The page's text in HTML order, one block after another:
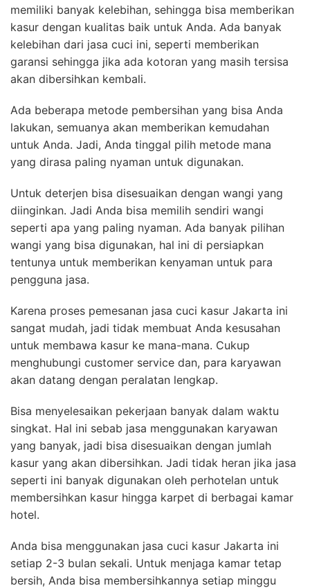
memiliki banyak kelebihan, sehingga bisa memberikan
kasur dengan kualitas baik untuk Anda. Ada banyak
kelebihan dari jasa cuci ini, seperti memberikan
garansi sehingga jika ada kotoran yang masih tersisa
akan dibersihkan kembali.
Ada beberapa metode pembersihan yang bisa Anda
lakukan, semuanya akan memberikan kemudahan
untuk Anda. Jadi, Anda tinggal pilih metode mana
yang dirasa paling nyaman untuk digunakan.
Untuk deterjen bisa disesuaikan dengan wangi yang
diinginkan. Jadi Anda bisa memilih sendiri wangi
seperti apa yang paling nyaman. Ada banyak pilihan
wangi yang bisa digunakan, hal ini di persiapkan
tentunya untuk memberikan kenyaman untuk para
pengguna jasa.
Karena proses pemesanan jasa cuci kasur Jakarta ini
sangat mudah, jadi tidak membuat Anda kesusahan
untuk membawa kasur ke mana-mana. Cukup
menghubungi customer service dan, para karyawan
akan datang dengan peralatan lengkap.
Bisa menyelesaikan pekerjaan banyak dalam waktu
singkat. Hal ini sebab jasa menggunakan karyawan
yang banyak, jadi bisa disesuaikan dengan jumlah
kasur yang akan dibersihkan. Jadi tidak heran jika jasa
seperti ini banyak digunakan oleh perhotelan untuk
membersihkan kasur hingga karpet di berbagai kamar
hotel.
Anda bisa menggunakan jasa cuci kasur Jakarta ini
setiap 2-3 bulan sekali. Untuk menjaga kamar tetap
bersih, Anda bisa membersihkannya setiap minggu